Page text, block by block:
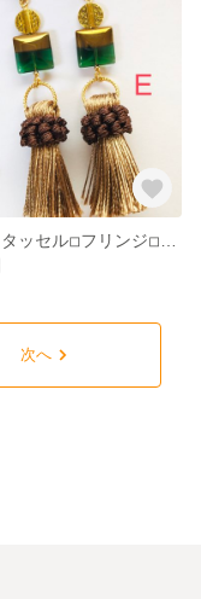
次へ